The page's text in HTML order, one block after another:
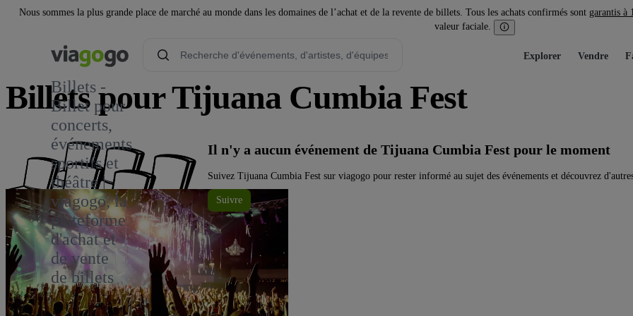
Nous sommes la plus grande place de marché au monde dans les domaines de l’achat et de la revente de billets. Tous les achats confirmés sont garantis à
valeur faciale.
Billets -
Billet pour
concerts,
événements
sportifs et
théâtre |
viagogo, la
plateforme
d'achat et
de vente
de billets
Explorer Vendre
Billets pour Tijuana Cumbia Fest
Il n'y a aucun événement de Tijuana Cumbia Fest pour le moment
Suivez Tijuana Cumbia Fest sur viagogo pour rester informé au sujet des événements et découvrez
Suivre